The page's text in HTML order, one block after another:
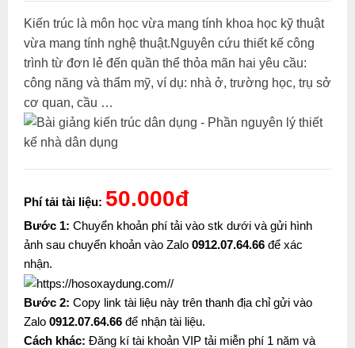
Kiến trúc là môn học vừa mang tính khoa học kỹ thuật
vừa mang tính nghệ thuật.Nguyên cứu thiết kế công
trình từ đơn lẻ đến quần thể thỏa mãn hai yêu cầu:
công năng và thẩm mỹ, ví dụ: nhà ở, trường học, trụ sở
cơ quan, cầu …
Phí tải tài liệu: 50.000đ
Bước 1: Chuyển khoản phí tải vào stk dưới và gửi hình
ảnh sau chuyển khoản vào Zalo 0912.07.64.66để xác
nhận.
Bước 2: Copy link tài liệu này trên thanh địa chỉ gửi vào
Zalo 0912.07.64.66để nhận tài liệu.
Cách khác: Đăng kí tài khoản VIP tải miễn phí 1 năm và